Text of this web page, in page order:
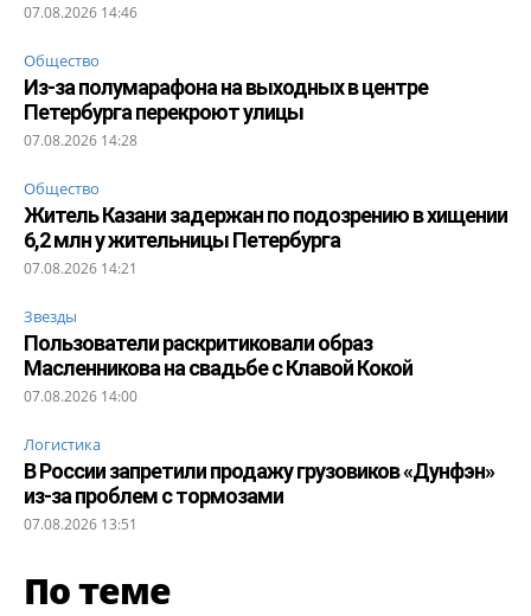
07.08.2026 14:46
Общество
Из-за полумарафона на выходных в центре
Петербурга перекроют улицы
07.08.2026 14:28
Общество
Житель Казани задержан по подозрению в хищении
6,2 млн у жительницы Петербурга
07.08.2026 14:21
Звезды
Пользователи раскритиковали образ
Масленникова на свадьбе с Клавой Кокой
07.08.2026 14:00
Логистика
В России запретили продажу грузовиков «Дунфэн»
из-за проблем с тормозами
07.08.2026 13:51
По теме